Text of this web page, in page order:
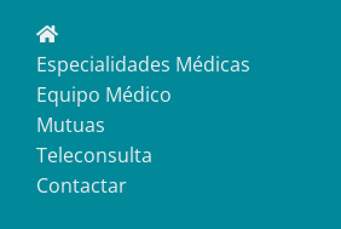
Especialidades Médicas
Equipo Médico
Mutuas
Teleconsulta
Contactar